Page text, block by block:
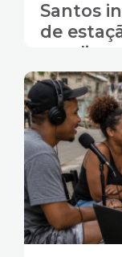
Santos
de
ampliar
Noroeste